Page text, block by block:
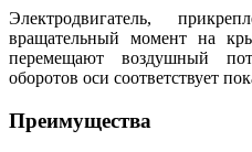
Электродвигатель,
вращательный момент на
перемещают воздушный
оборотов оси соответствует
Преимущества